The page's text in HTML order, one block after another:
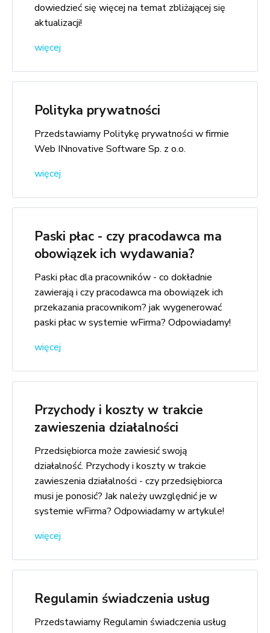
dowiedzieć się więcej na temat zbliżającej się
aktualizacji!
więcej
Polityka prywatności
Przedstawiamy Politykę prywatności w firmie
Web INnovative Software Sp. z o.o.
więcej
Paski płac - czy pracodawca ma
obowiązek ich wydawania?
Paski płac dla pracowników - co dokładnie
zawierają i czy pracodawca ma obowiązek ich
przekazania pracownikom? jak wygenerować
paski płac w systemie wFirma? Odpowiadamy!
więcej
Przychody i koszty w trakcie
zawieszenia działalności
Przedsiębiorca może zawiesić swoją
działalność. Przychody i koszty w trakcie
zawieszenia działalności - czy przedsiębiorca
musi je ponosić? Jak należy uwzględnić je w
systemie wFirma? Odpowiadamy w artykule!
więcej
Regulamin świadczenia usług
Przedstawiamy Regulamin świadczenia usług